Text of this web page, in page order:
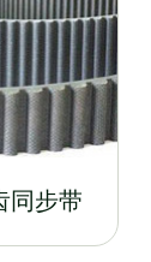
同步带